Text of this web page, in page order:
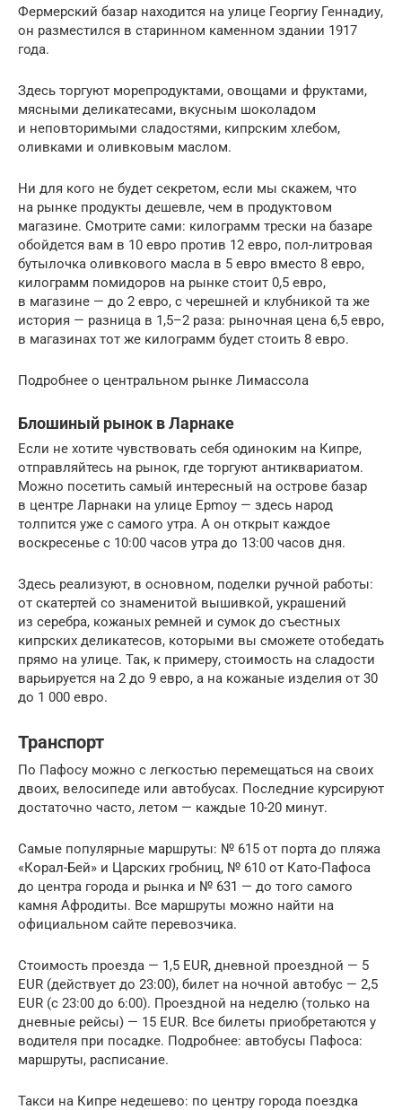
Фермерский базар находится на улице Георгиу Геннадиу,
он разместился в старинном каменном здании 1917
года.
Здесь торгуют морепродуктами, овощами и фруктами,
мясными деликатесами, вкусным шоколадом
и неповторимыми сладостями, кипрским хлебом,
оливками и оливковым маслом.
Ни для кого не будет секретом, если мы скажем, что
на рынке продукты дешевле, чем в продуктовом
магазине. Смотрите сами: килограмм трески на базаре
обойдется вам в 10 евро против 12 евро, пол-литровая
бутылочка оливкового масла в 5 евро вместо 8 евро,
килограмм помидоров на рынке стоит 0,5 евро,
в магазине — до 2 евро, с черешней и клубникой та же
история — разница в 1,5–2 раза: рыночная цена 6,5 евро,
в магазинах тот же килограмм будет стоить 8 евро.
Подробнее о центральном рынке Лимассола
Блошиный рынок в Ларнаке
Если не хотите чувствовать себя одиноким на Кипре,
отправляйтесь на рынок, где торгуют антиквариатом.
Можно посетить самый интересный на острове базар
в центре Ларнаки на улице Epmoy — здесь народ
толпится уже с самого утра. А он открыт каждое
воскресенье с 10:00 часов утра до 13:00 часов дня.
Здесь реализуют, в основном, поделки ручной работы:
от скатертей со знаменитой вышивкой, украшений
из серебра, кожаных ремней и сумок до съестных
кипрских деликатесов, которыми вы сможете отобедать
прямо на улице. Так, к примеру, стоимость на сладости
варьируется на 2 до 9 евро, а на кожаные изделия от 30
до 1 000 евро.
Транспорт
По Пафосу можно с легкостью перемещаться на своих
двоих, велосипеде или автобусах. Последние курсируют
достаточно часто, летом — каждые 10-20 минут.
Самые популярные маршруты: № 615 от порта до пляжа
«Корал-Бей» и Царских гробниц, № 610 от Като-Пафоса
до центра города и рынка и № 631 — до того самого
камня Афродиты. Все маршруты можно найти на
официальном сайте перевозчика.
Стоимость проезда — 1,5 EUR, дневной проездной — 5
EUR (действует до 23:00), билет на ночной автобус — 2,5
EUR (с 23:00 до 6:00). Проездной на неделю (только на
дневные рейсы) — 15 EUR. Все билеты приобретаются у
водителя при посадке. Подробнее: автобусы Пафоса:
маршруты, расписание.
Такси на Кипре недешево: по центру города поездка